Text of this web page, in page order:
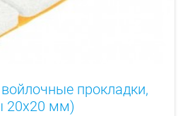
прокладки,
20х20 мм)